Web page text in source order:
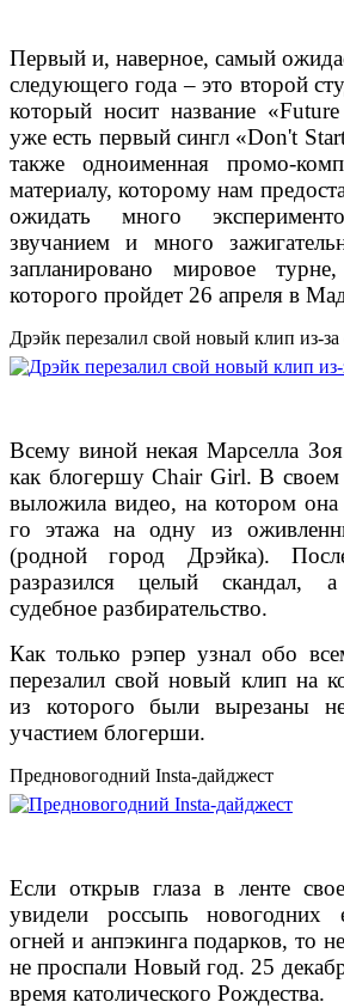
Первый и, наверное, самый
следующего года – это второй
который носит название
уже есть первый сингл «Don't
также одноименная промо-
материалу, которому нам
ожидать много
звучанием и много
запланировано мировое
которого пройдет 26 апреля в
Дрэйк перезалил свой новый клип из-за
Всему виной некая Марселла
как блогершу Chair Girl. В своем
выложила видео, на котором она
го этажа на одну из
(родной город Дрэйка).
разразился целый скандал,
судебное разбирательство.
Как только рэпер узнал обо
перезалил свой новый клип на
из которого были вырезаны
участием блогерши.
Предновогодний Insta-дайджест
Если открыв глаза в ленте
увидели россыпь новогодних
огней и анпэкинга подарков, то
не проспали Новый год. 25
время католического Рождества.